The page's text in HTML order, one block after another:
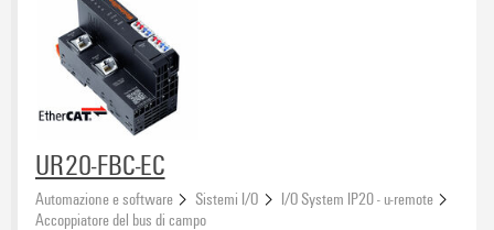
UR20-FBC-EC
Automazione e software Sistemi I/O
I/O System IP20 - u-remote
Accoppiatore del bus di campo